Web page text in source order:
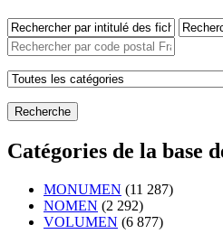
Catégories de la base
MONUMEN (11 287)
NOMEN (2 292)
VOLUMEN (6 877)